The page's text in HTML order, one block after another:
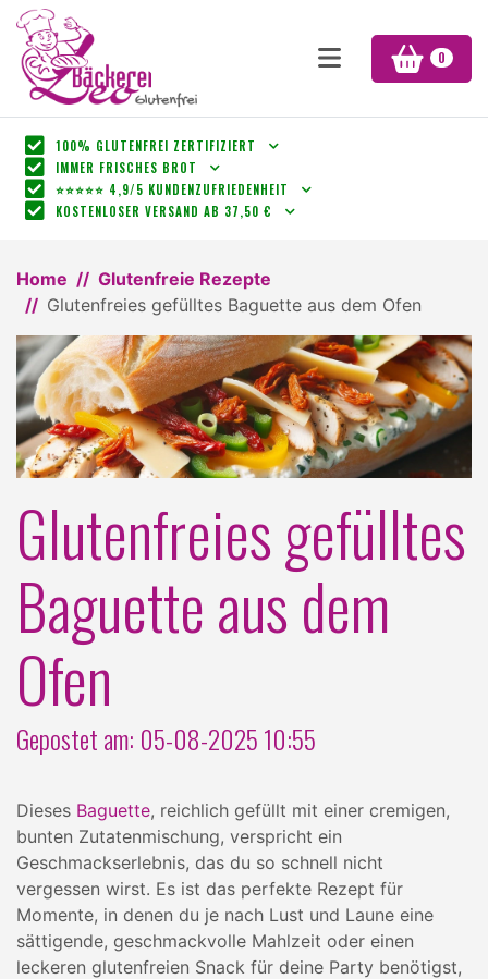
0
100% GLUTENFREI ZERTIFIZIERT
IMMER FRISCHES BROT
⭐⭐⭐⭐⭐ 4,9/5 KUNDENZUFRIEDENHEIT
KOSTENLOSER VERSAND AB 37,50 €
Home
Glutenfreie Rezepte
Glutenfreies gefülltes Baguette aus dem Ofen
Glutenfreies gefülltes
Baguette aus dem
Ofen
Gepostet am: 05-08-2025 10:55
Dieses Baguette, reichlich gefüllt mit einer cremigen,
bunten Zutatenmischung, verspricht ein
Geschmackserlebnis, das du so schnell nicht
vergessen wirst. Es ist das perfekte Rezept für
Momente, in denen du je nach Lust und Laune eine
sättigende, geschmackvolle Mahlzeit oder einen
leckeren glutenfreien Snack für deine Party benötigst,